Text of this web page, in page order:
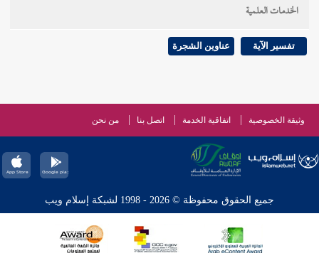
الخدمات العلمية
تفسير الآية عناوين الشجرة
وثيقة الخصوصية اتفاقية الخدمة اتصل بنا من نحن
جميع الحقوق محفوظة © 2026 - 1998 لشبكة إسلام ويب